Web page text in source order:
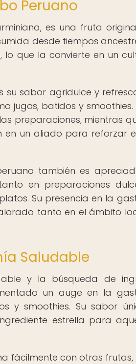
Peruano
es una fruta
desde tiempos
que la convierte en un
sabor agridulce y
jugos, batidos y smoothies.
preparaciones, mientras
en un aliado para reforzar
también es
en preparaciones
Su presencia en la
tanto en el ámbito
Saludable
y la búsqueda de
un auge en la
y smoothies. Su sabor
estrella para
fácilmente con otras